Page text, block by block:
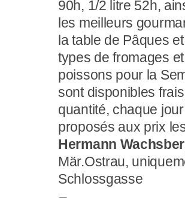
90h, 1/2 litre 52h,
les meilleurs
la table de Pâques
types de fromages
poissons pour la
sont disponibles
quantité, chaque
proposés aux prix
Hermann
Mär.Ostrau,
Schlossgasse